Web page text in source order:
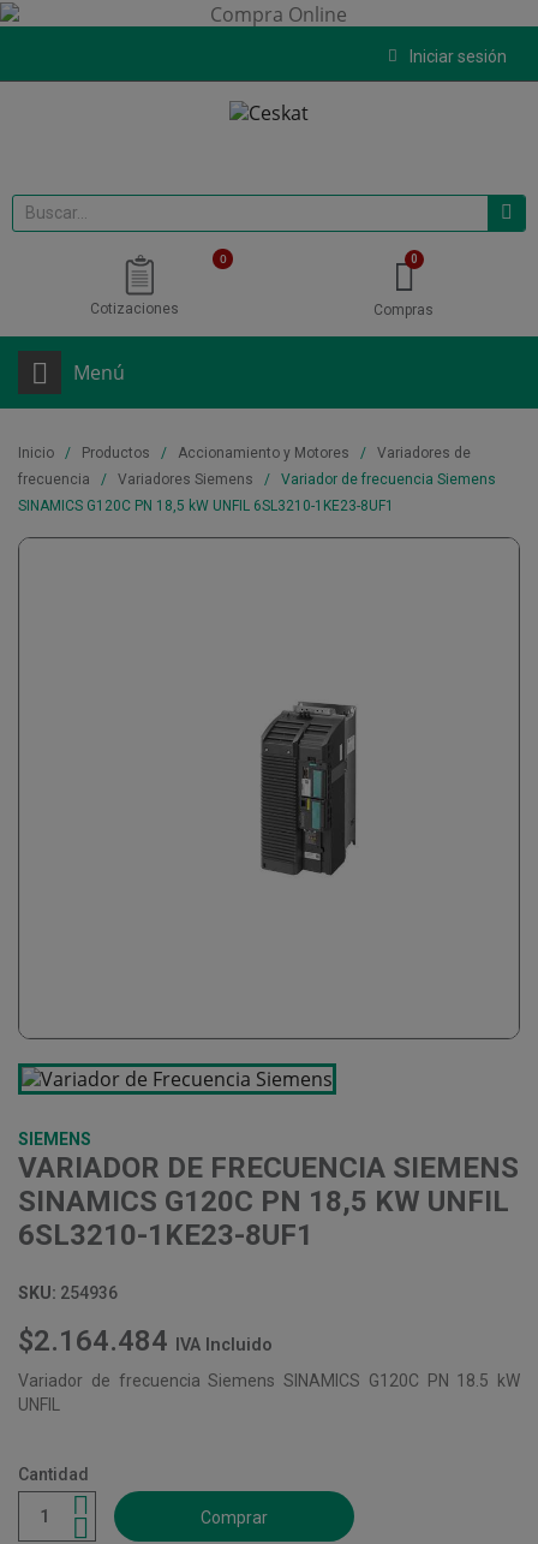
Iniciar sesión
0
Cotizaciones Compras
Menú
Inicio Productos Accionamiento y Motores
Variadores de
frecuencia
Variadores Siemens
Variador de frecuencia Siemens
SINAMICS G120C PN 18,5 kW UNFIL 6SL3210-1KE23-8UF1
SIEMENS
VARIADOR DE FRECUENCIA SIEMENS
SINAMICS G120C PN 18,5 KW UNFIL
6SL3210-1KE23-8UF1
SKU: 254936
$2.164.484 IVA Incluido
Variador de frecuencia Siemens SINAMICS G120C PN 18.5 kW
UNFIL
Cantidad
Comprar